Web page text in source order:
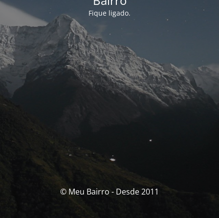
Fique ligado.
© Meu Bairro - Desde 2011